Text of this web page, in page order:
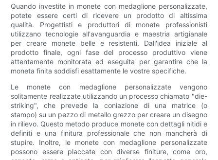
Quando investite in monete con medaglione personalizzate,
potete essere certi di ricevere un prodotto di altissima
qualità. Progettisti e produttori di monete professionisti
utilizzano tecnologie all'avanguardia e maestria artigianale
per creare monete belle e resistenti. Dall'idea iniziale al
prodotto finale, ogni fase del processo produttivo viene
attentamente monitorata ed eseguita per garantire che la
moneta finita soddisfi esattamente le vostre specifiche.
Le monete con medaglione personalizzate vengono
solitamente realizzate utilizzando un processo chiamato "die-
striking", che prevede la coniazione di una matrice (o
stampo) su un pezzo di metallo grezzo per creare un disegno
in rilievo. Questo metodo produce monete con dettagli nitidi e
definiti e una finitura professionale che non mancherà di
stupire. Inoltre, le monete con medaglione personalizzate
possono essere placcate con diverse finiture, come oro,